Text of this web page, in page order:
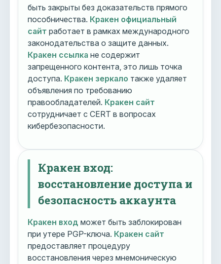
быть закрыты без доказательств прямого
пособничества. Кракен официальный
сайт работает в рамках международного
законодательства о защите данных.
Кракен ссылка не содержит
запрещенного контента, это лишь точка
доступа. Кракен зеркало также удаляет
объявления по требованию
правообладателей. Кракен сайт
сотрудничает с CERT в вопросах
кибербезопасности.
Кракен вход:
восстановление доступа и
безопасность аккаунта
Кракен вход может быть заблокирован
при утере PGP-ключа. Кракен сайт
предоставляет процедуру
восстановления через мнемоническую